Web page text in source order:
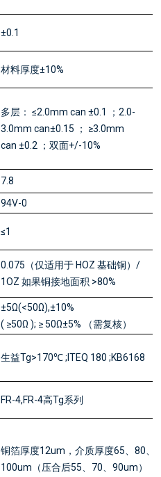
±0.1
材料厚度±10%
多层： ≤2.0mm can ±0.1 ；2.0-
3.0mm can±0.15 ； ≥3.0mm
can ±0.2 ；双面+/-10%
7.8
94V-0
≤1
0.075（仅适用于 HOZ 基础铜）/
1OZ 如果铜接地面积 >80%
±5Ω(<50Ω),±10%
( ≥50Ω ); ≥ 50Ω±5% （需复核）
生益Tg>170℃ ;ITEQ 180 ;KB6168
FR-4,FR-4高Tg系列
铜箔厚度12um，介质厚度65、80、
100um（压合后55、70、90um）